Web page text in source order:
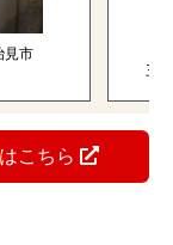
三重県
こちら